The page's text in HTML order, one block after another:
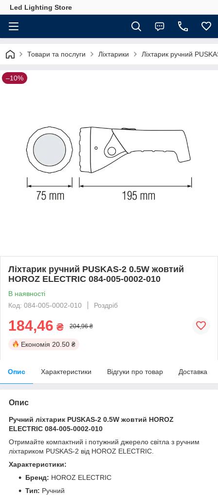
Led Lighting Store
Товари та послуги Ліхтарики Ліхтарик ручний
–10%
Ліхтарик ручний PUSKAS-2 0.5W жовтий
HOROZ ELECTRIC 084-005-0002-010
В наявності
Код: 084-005-0002-010
Роздріб
184,46 ₴ 204,96 ₴
Економія 20.50 ₴
Опис Характеристики Відгуки про товар Доставка
Опис
Ручний ліхтарик PUSKAS-2 0.5W жовтий HOROZ
ELECTRIC 084-005-0002-010
Отримайте компактний і потужний джерело світла з ручним
ліхтариком PUSKAS-2 від HOROZ ELECTRIC.
Характеристики:
Бренд: HOROZ ELECTRIC
Тип: Ручний